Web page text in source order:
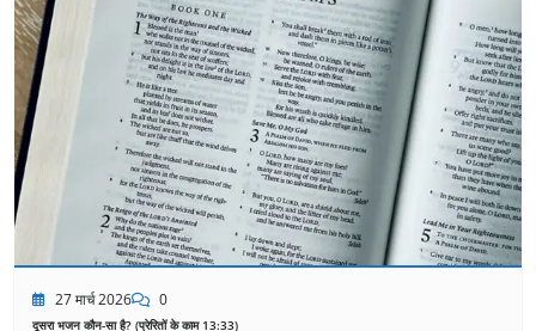
27 मार्च 2026 0
दूसरा भजन कौन-सा है? (प्रेरितों के काम 13:33)